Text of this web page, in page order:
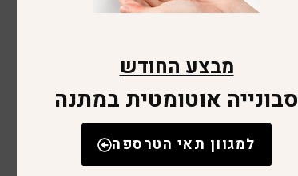
מבצע החודש
סבונייה אוטומטית במתנה
למגוון תאי הטרספה